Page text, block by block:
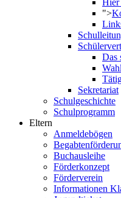
Hier
">
Das
Sekretariat
Schulgeschichte
Schulprogramm
Eltern
Anmeldebögen
Buchausleihe
Förderkonzept
Förderverein
Informationen